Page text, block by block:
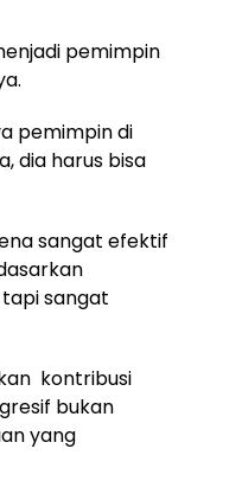
pemimpin
pemimpin di
dia harus bisa
sangat efektif
sangat
kontribusi
bukan
yang